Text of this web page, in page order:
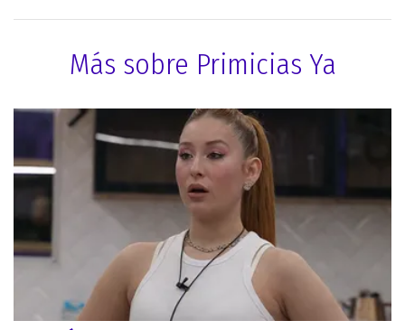
Más sobre Primicias Ya